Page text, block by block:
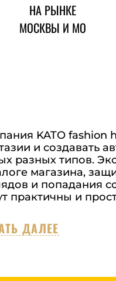
НА РЫНКЕ
МОСКВЫ И МО
KATO fashion
и создавать
разных типов.
магазина,
и попадания
практичны и
ДАЛЕЕ